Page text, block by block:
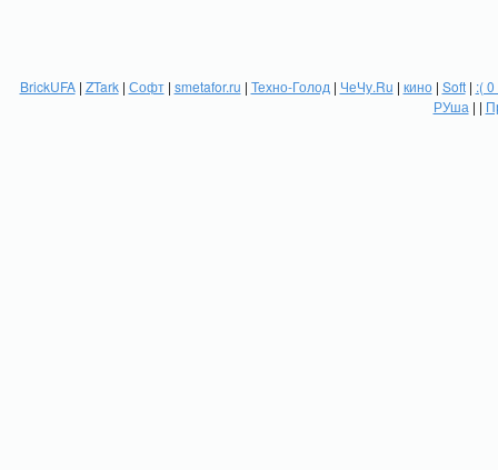
BrickUFA| ZTark| Софт| smetafor.ru | Техно-Голод | ЧеЧу.Ru | кино| Soft| :(
РУша | |